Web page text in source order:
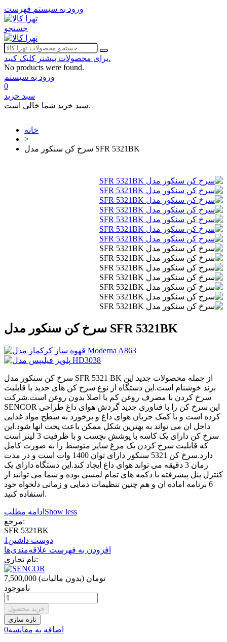
ورود به سیستم فهرست
جستجو
برای محصولات بیشتر کلیک کنید.
No products were found.
ورود به سیستم
0
سبد خرید
سبد خرید شما خالی است.
خانه
>
سرخ کن سنکور مدل SFR 5321BK
سرخ کن سنکور مدل SFR 5321BK
سرخ کن سنکور مدل SFR 5321 BK از جمله محصولات جدید این
برند خوشنام است.این دستگاه از نوع سرخ کن های جدید با قابلیت
سرخ کردن با مصرف روغن کم یا اصلا بدون روغن است.شرکت
SENCOR این سرخ کن را با فناوری جدید گردش هوای داغ طراحی
کرده است و با کمک جریان هوای داغ و برخورد به سطح مواد غذایی
داخل ان می تواند به بهترین شکل ممکن باعث پخت انها شود.این
سرخ کن دارای یک کاسه با پوشش نچسب و با ظرفیت 3 لیتر است
که قابلیت سرخ کردن یک مرغ سایز متوسط را به صورت کامل
دارد.سرخ کن 5321 سنکور دارای توان 1400 وات است و در مدت
زمان 3 دقیقه می تواند هوای داغ ایجاد کند.این دستگاه دارای یک
کنترل پنل پیشرفته با دکمه های تمام لمسی بوده و شما می توانید از
6 برنامه اماده ان و هم چنین تنظیمات دمایی و زمانی دلخواه خود
استفاده کنید.
ادامه مطلب Show less
مرجع:
SFR 5321BK
دوست داشتن 1
افزودن به فهرست علاقه‌مندی‌ها
نام تجاری:
7,500,000 تومان (بدون مالیات)
ناموجود
خرید محصول
اضافه به مقایسه0